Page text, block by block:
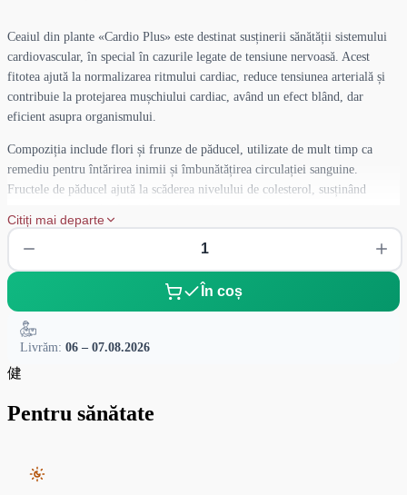
Ceaiul din plante «Cardio Plus» este destinat susținerii sănătății sistemului
cardiovascular, în special în cazurile legate de tensiune nervoasă. Acest
fitotea ajută la normalizarea ritmului cardiac, reduce tensiunea arterială și
contribuie la protejarea mușchiului cardiac, având un efect blând, dar
eficient asupra organismului.
Compoziția include flori și frunze de păducel, utilizate de mult timp ca
remediu pentru întărirea inimii și îmbunătățirea circulației sanguine.
Fructele de păducel ajută la scăderea nivelului de colesterol, susținând
scăderea frecvenței bătăilor inimii. Iarba de sânziene are un efect benefic
asupra sistemului nervos, reducând tensiunea nervoasă și prevenind
tahicardia. Melisa adaugă delicatețe și aromă, reduce anxietatea și
normalizează presiunea. Florile de tei îmbunătățesc circulația sanguină, iar
lavanda ajută la calmarea minții și relaxarea corpului.
Pentru a prepara ceaiul «Cardio Plus», turnați 200 ml de apă clocotită peste
2-3 cești pe zi, cu 30 de minute înainte de masă, timp de 3-4 săptămâni.
sănătății inimii.
Citiți mai departe
În coș
Livrăm: 06 – 07.08.2026
健
Pentru sănătate